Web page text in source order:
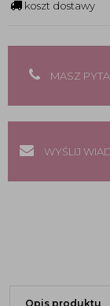
koszt dostawy
MASZ
WYŚLIJ
Opis produktu